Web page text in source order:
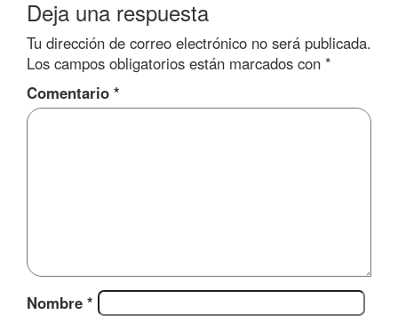
Deja una respuesta
Tu dirección de correo electrónico no será publicada.
Los campos obligatorios están marcados con *
Comentario *
Nombre *